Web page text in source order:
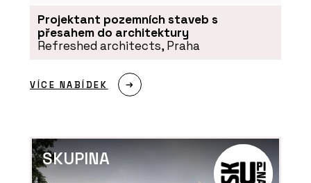
Projektant pozemních staveb s
přesahem do architektury
Refreshed architects, Praha
VÍCE NABÍDEK
SKUPINA